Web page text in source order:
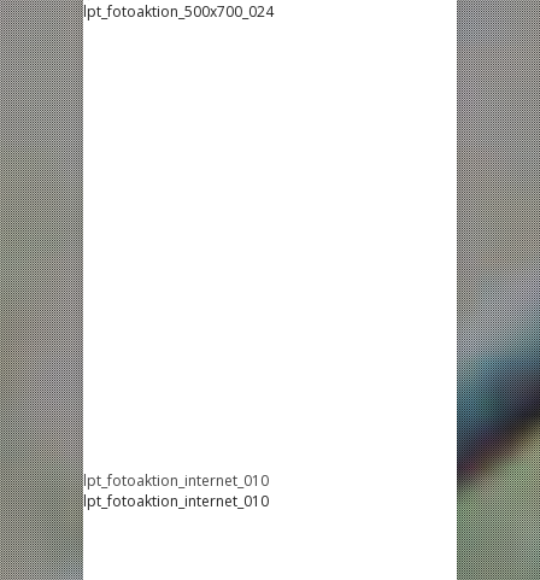
lpt_fotoaktion_500x700_024
lpt_fotoaktion_internet_010
lpt_fotoaktion_internet_010